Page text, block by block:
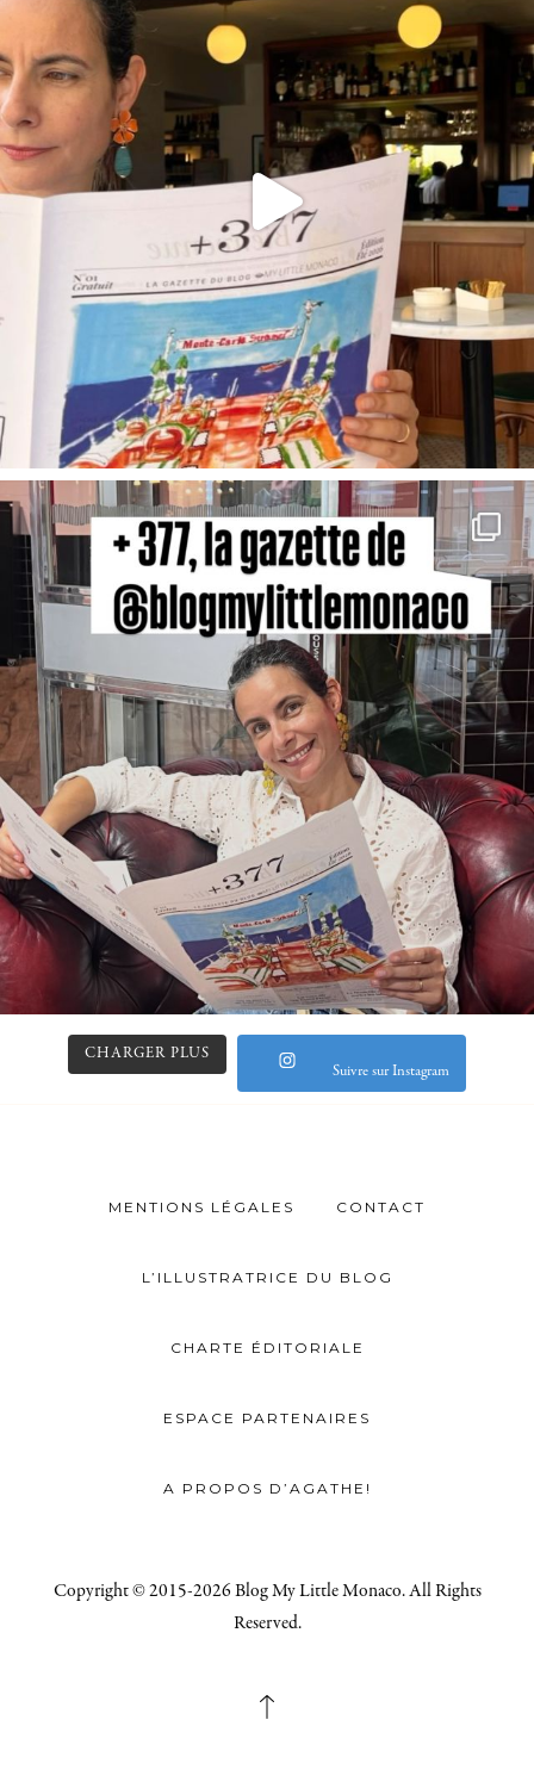
CHARGER PLUS
Suivre sur Instagram
MENTIONS LÉGALES CONTACT
L’ILLUSTRATRICE DU BLOG
CHARTE ÉDITORIALE
ESPACE PARTENAIRES
A PROPOS D’AGATHE!
Copyright © 2015-2026 Blog My Little Monaco. All Rights
Reserved.